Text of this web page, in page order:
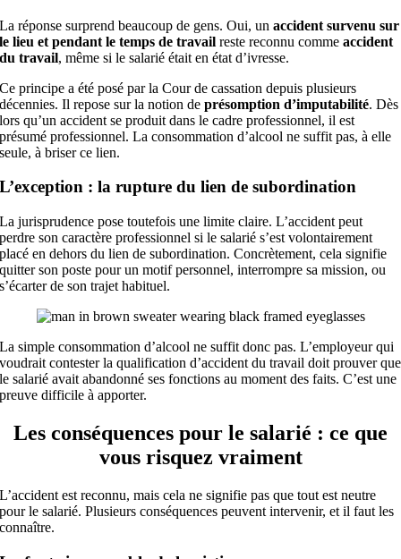
La réponse surprend beaucoup de gens. Oui, unaccident survenu sur
le lieu et pendant le temps de travailreste reconnu comme accident
du travail, même si le salarié était en état d’ivresse.
Ce principe a été posé par la Cour de cassation depuis plusieurs
décennies. Il repose sur la notion deprésomption d’imputabilité. Dès
lors qu’un accident se produit dans le cadre professionnel, il est
présumé professionnel. La consommation d’alcool ne suffit pas, à elle
seule, à briser ce lien.
L’exception : la rupture du lien de subordination
La jurisprudence pose toutefois une limite claire. L’accident peut
perdre son caractère professionnel si le salarié s’est volontairement
placé en dehors du lien de subordination. Concrètement, cela signifie
quitter son poste pour un motif personnel, interrompre sa mission, ou
s’écarter de son trajet habituel.
La simple consommation d’alcool ne suffit donc pas. L’employeur qui
voudrait contester la qualification d’accident du travail doit prouver que
le salarié avait abandonné ses fonctions au moment des faits. C’est une
preuve difficile à apporter.
Les conséquences pour le salarié : ce que
vous risquez vraiment
L’accident est reconnu, mais cela ne signifie pas que tout est neutre
pour le salarié. Plusieurs conséquences peuvent intervenir, et il faut les
connaître.